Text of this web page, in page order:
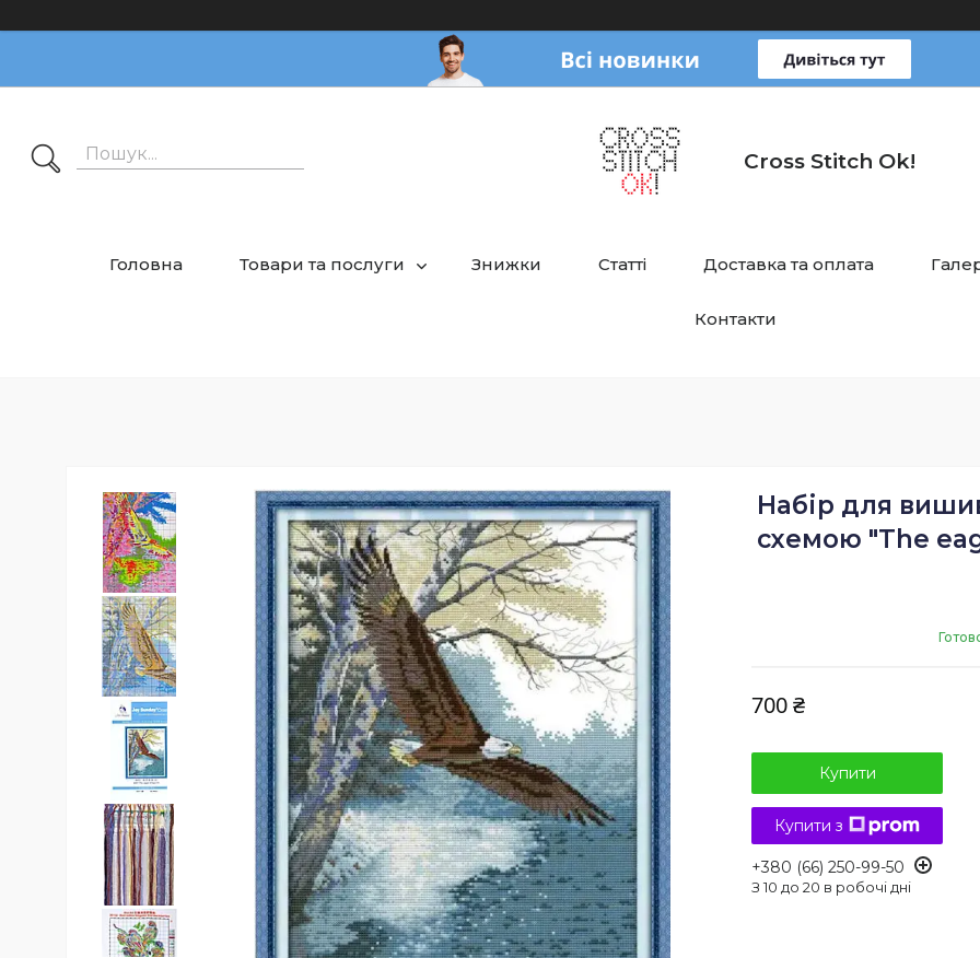
Cross Stitch Ok!
Головна Товари та послуги Знижки Статті Доставка та оплата
Контакти
Набір для
схемою "The
700 ₴
Купити
Купити з
+380 (66) 250-99-50
З 10 до 20 в робочі дні